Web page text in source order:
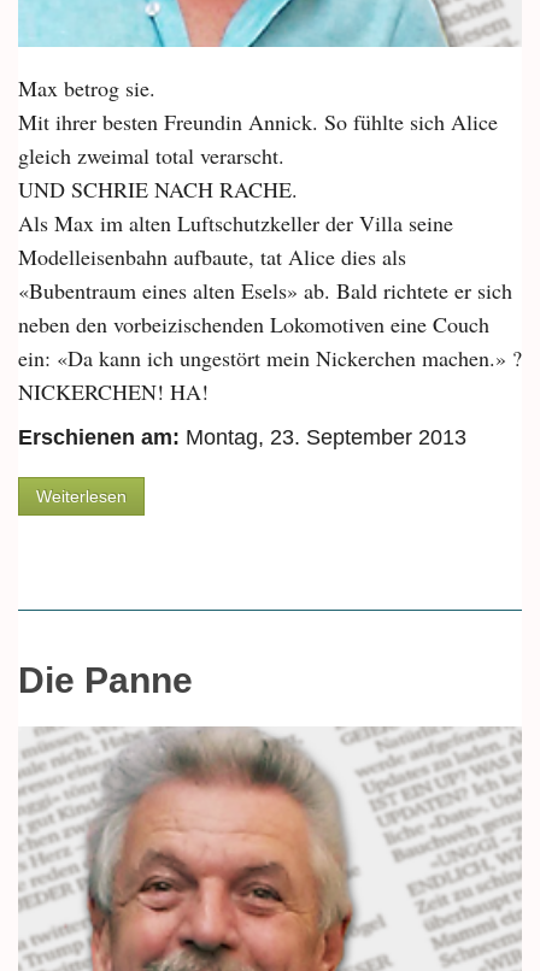
Max betrog sie.
Mit ihrer besten Freundin Annick. So fühlte sich Alice
gleich zweimal total verarscht.
UND SCHRIE NACH RACHE.
Als Max im alten Luftschutzkeller der Villa seine
Modelleisenbahn aufbaute, tat Alice dies als
«Bubentraum eines alten Esels» ab. Bald richtete er sich
neben den vorbeizischenden Lokomotiven eine Couch
ein: «Da kann ich ungestört mein Nickerchen machen.» ?
NICKERCHEN! HA!
Erschienen am: Montag, 23. September 2013
Weiterlesen
Die Panne